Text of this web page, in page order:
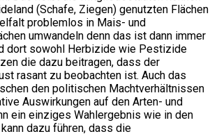
(Schafe, Ziegen) genutzten Flächen
problemlos in Mais- und
umwandeln denn das ist dann immer
dort sowohl Herbizide wie Pestizide
die dazu beitragen, dass der
rasant zu beobachten ist. Auch das
den politischen Machtverhältnissen
Auswirkungen auf den Arten- und
ein einziges Wahlergebnis wie in den
dazu führen, dass die